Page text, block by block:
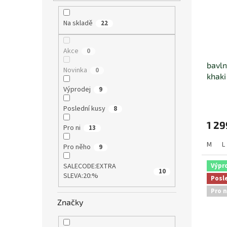
Na skladě 22
Akce 0
Novinka 0
Výprodej 9
Poslední kusy 8
Pro ni 13
Pro něho 9
SALECODE:EXTRA
SLEVA:20:%
10
Značky
khaki
1
M L
Pro